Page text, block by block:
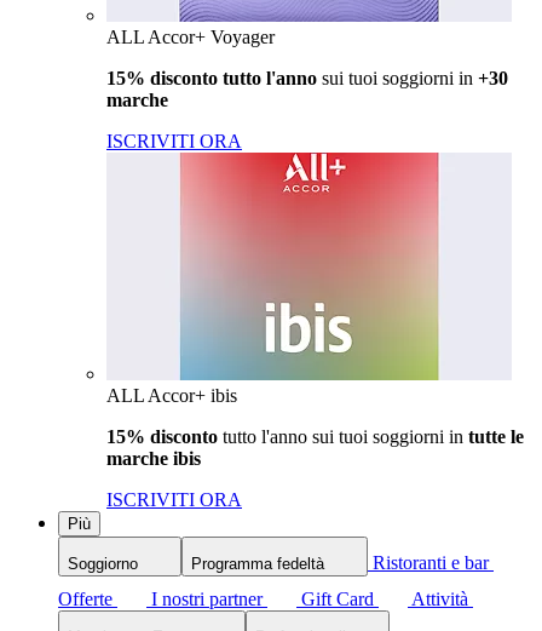
ALL Accor+ Voyager
15% disconto tutto l'anno sui tuoi soggiorni in +30
marche
ISCRIVITI ORA
ALL Accor+ ibis
15% disconto tutto l'anno sui tuoi soggiorni in tutte le
marche ibis
ISCRIVITI ORA
Più
Soggiorno Programma fedeltà
Ristoranti e bar
Offerte
I nostri partner Gift Card Attività